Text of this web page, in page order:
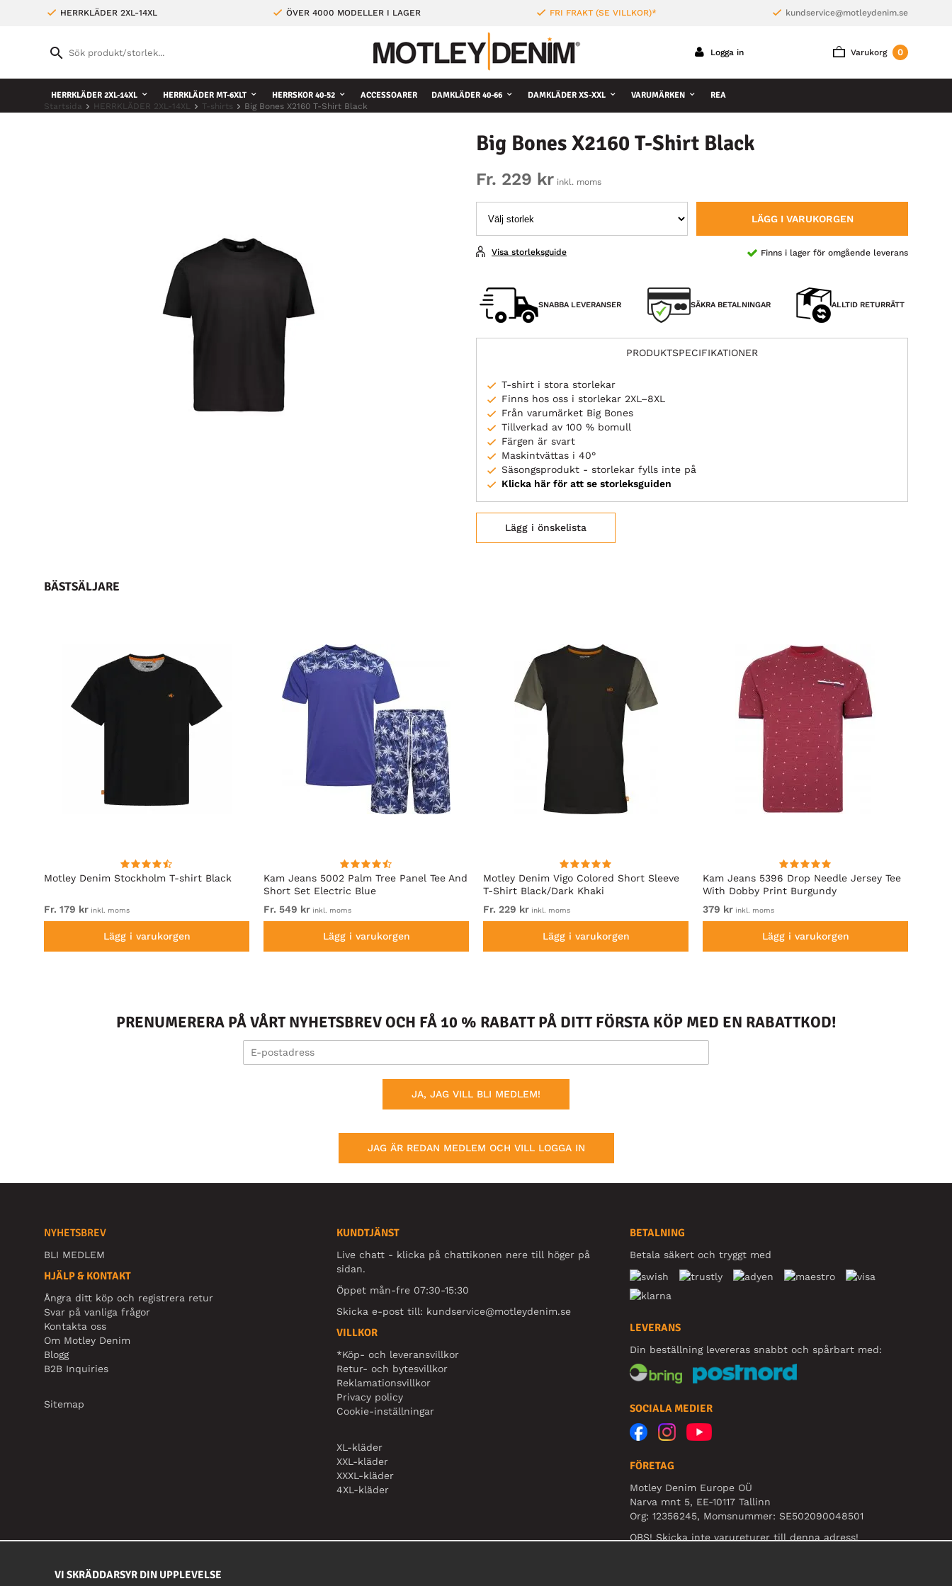
HERRKLÄDER 2XL-14XL ÖVER 4000 MODELLER I LAGER FRI FRAKT (SE VILLKOR)* kundservice@motleydenim.se
Varukorg 0
Logga in
HERRKLÄDER 2XL-14XL HERRKLÄDER MT-6XLT HERRSKOR 40-52 ACCESSOARER DAMKLÄDER 40-66 DAMKLÄDER XS-XXL VARUMÄRKEN REA
Startsida HERRKLÄDER 2XL-14XL T-shirts Big Bones X2160 T-Shirt Black
Big Bones X2160 T-Shirt Black
Fr. 229 kr inkl. moms
LÄGG I VARUKORGEN
Finns i lager för omgående leverans
Visa storleksguide
SNABBA LEVERANSER SÄKRA BETALNINGAR ALLTID RETURRÄTT
PRODUKTSPECIFIKATIONER
T-shirt i stora storlekar
Finns hos oss i storlekar 2XL–8XL
Från varumärket Big Bones
Tillverkad av 100 % bomull
Färgen är svart
Maskintvättas i 40°
Säsongsprodukt - storlekar fylls inte på
Klicka här för att se storleksguiden
Lägg i önskelista
BÄSTSÄLJARE
Motley Denim Stockholm T-shirt Black
Fr. 179 kr inkl. moms
Lägg i varukorgen
Kam Jeans 5002 Palm Tree Panel Tee And
Short Set Electric Blue
Fr. 549 kr inkl. moms
Lägg i varukorgen
Motley Denim Vigo Colored Short Sleeve
T-Shirt Black/Dark Khaki
Fr. 229 kr inkl. moms
Lägg i varukorgen
Kam Jeans 5396 Drop Needle Jersey Tee
With Dobby Print Burgundy
379 kr inkl. moms
Lägg i varukorgen
PRENUMERERA PÅ VÅRT NYHETSBREV OCH FÅ 10 % RABATT PÅ DITT FÖRSTA KÖP MED EN RABATTKOD!
JA, JAG VILL BLI MEDLEM!
JAG ÄR REDAN MEDLEM OCH VILL LOGGA IN
NYHETSBREV
BLI MEDLEM
HJÄLP & KONTAKT
Ångra ditt köp och registrera retur
Svar på vanliga frågor
Kontakta oss
Om Motley Denim
Blogg
B2B Inquiries
Sitemap
KUNDTJÄNST
Live chatt - klicka på chattikonen nere till höger på
sidan.
Öppet mån-fre 07:30-15:30
Skicka e-post till: kundservice@motleydenim.se
VILLKOR
*Köp- och leveransvillkor
Retur- och bytesvillkor
Reklamationsvillkor
Privacy policy
Cookie-inställningar
XL-kläder
XXL-kläder
XXXL-kläder
4XL-kläder
BETALNING
Betala säkert och tryggt med
LEVERANS
Din beställning levereras snabbt och spårbart med:
SOCIALA MEDIER
FÖRETAG
Motley Denim Europe OÜ
Narva mnt 5, EE-10117 Tallinn
Org: 12356245, Momsnummer: SE502090048501
OBS! Skicka inte varureturer till denna adress!
VI SKRÄDDARSYR DIN UPPLEVELSE